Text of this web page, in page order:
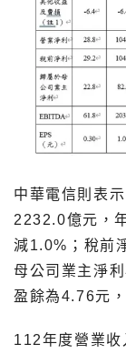
中華電信則表
2232.0億元，
減1.0%；稅前
母公司業主淨
盈餘為4.76元
112年度營業收